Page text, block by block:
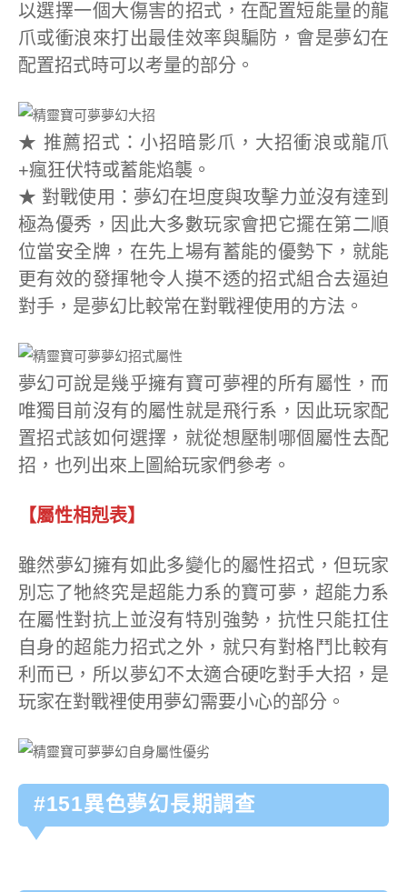
以選擇一個大傷害的招式，在配置短能量的龍
爪或衝浪來打出最佳效率與騙防，會是夢幻在
配置招式時可以考量的部分。
★ 推薦招式：小招暗影爪，大招衝浪或龍爪
+瘋狂伏特或蓄能焰襲。
★ 對戰使用：夢幻在坦度與攻擊力並沒有達到
極為優秀，因此大多數玩家會把它擺在第二順
位當安全牌，在先上場有蓄能的優勢下，就能
更有效的發揮牠令人摸不透的招式組合去逼迫
對手，是夢幻比較常在對戰裡使用的方法。
夢幻可說是幾乎擁有寶可夢裡的所有屬性，而
唯獨目前沒有的屬性就是飛行系，因此玩家配
置招式該如何選擇，就從想壓制哪個屬性去配
招，也列出來上圖給玩家們參考。
【屬性相剋表】
雖然夢幻擁有如此多變化的屬性招式，但玩家
別忘了牠終究是超能力系的寶可夢，超能力系
在屬性對抗上並沒有特別強勢，抗性只能扛住
自身的超能力招式之外，就只有對格鬥比較有
利而已，所以夢幻不太適合硬吃對手大招，是
玩家在對戰裡使用夢幻需要小心的部分。
#151異色夢幻長期調查